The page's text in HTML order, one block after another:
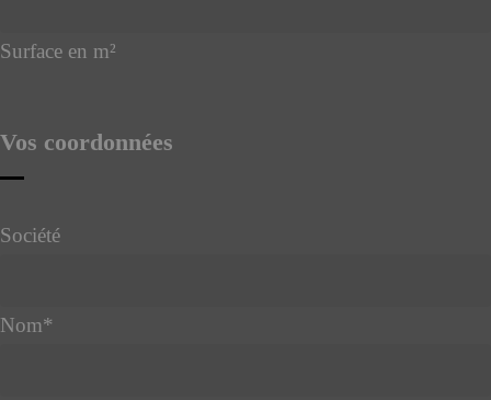
Surface en m²
Vos coordonnées
Société
Nom*